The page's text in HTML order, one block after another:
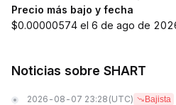
Precio más bajo y fecha
$0.00000574 el 6 de ago de
Noticias sobre SHART
2026-08-07 23:28 (UTC) Bajista